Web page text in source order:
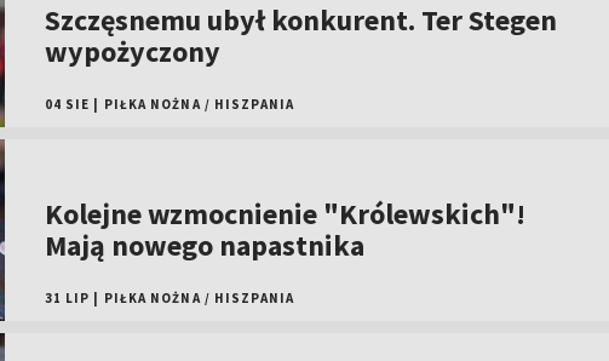
Szczęsnemu ubył konkurent. Ter Stegen
wypożyczony
04 SIE PIŁKA NOŻNA / HISZPANIA
Kolejne wzmocnienie "Królewskich"!
Mają nowego napastnika
31 LIP PIŁKA NOŻNA / HISZPANIA